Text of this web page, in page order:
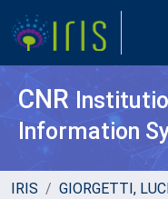
CNR
Information
IRIS GIORGETTI,